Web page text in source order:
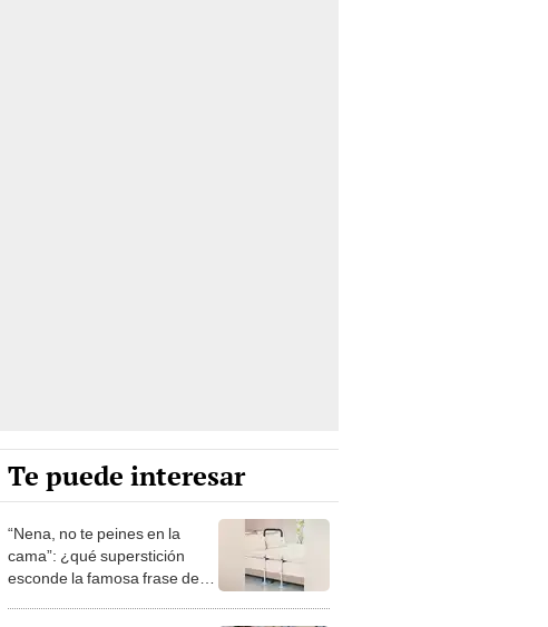
Te puede interesar
“Nena, no te peines en la
cama”: ¿qué superstición
esconde la famosa frase de